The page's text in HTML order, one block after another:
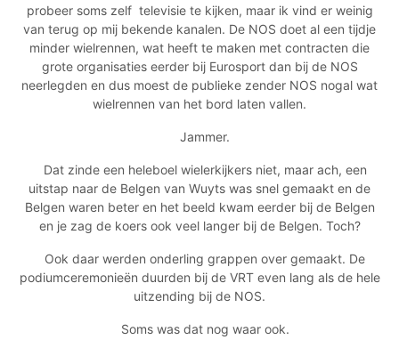
probeer soms zelf televisie te kijken, maar ik vind er weinig
van terug op mij bekende kanalen. De NOS doet al een tijdje
minder wielrennen, wat heeft te maken met contracten die
grote organisaties eerder bij Eurosport dan bij de NOS
neerlegden en dus moest de publieke zender NOS nogal wat
wielrennen van het bord laten vallen.
Jammer.
Dat zinde een heleboel wielerkijkers niet, maar ach, een
uitstap naar de Belgen van Wuyts was snel gemaakt en de
Belgen waren beter en het beeld kwam eerder bij de Belgen
en je zag de koers ook veel langer bij de Belgen. Toch?
Ook daar werden onderling grappen over gemaakt. De
podiumceremonieën duurden bij de VRT even lang als de hele
uitzending bij de NOS.
Soms was dat nog waar ook.